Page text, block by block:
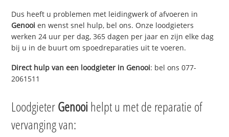
Dus heeft u problemen met leidingwerk of afvoeren in
Genooi en wenst snel hulp, bel ons. Onze loodgieters
werken 24 uur per dag, 365 dagen per jaar en zijn elke dag
bij u in de buurt om spoedreparaties uit te voeren.
Direct hulp van een loodgieter in Genooi: bel ons 077-
2061511
LoodgieterGenooihelpt u met de reparatie of
vervanging van: